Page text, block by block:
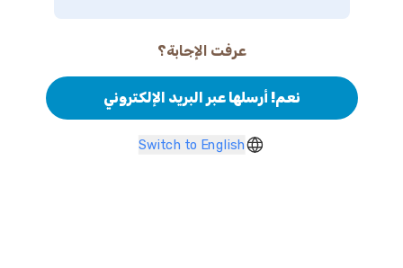
عرفت الإجابة؟
نعم! أرسلها عبر البريد الإلكتروني
Switch to English